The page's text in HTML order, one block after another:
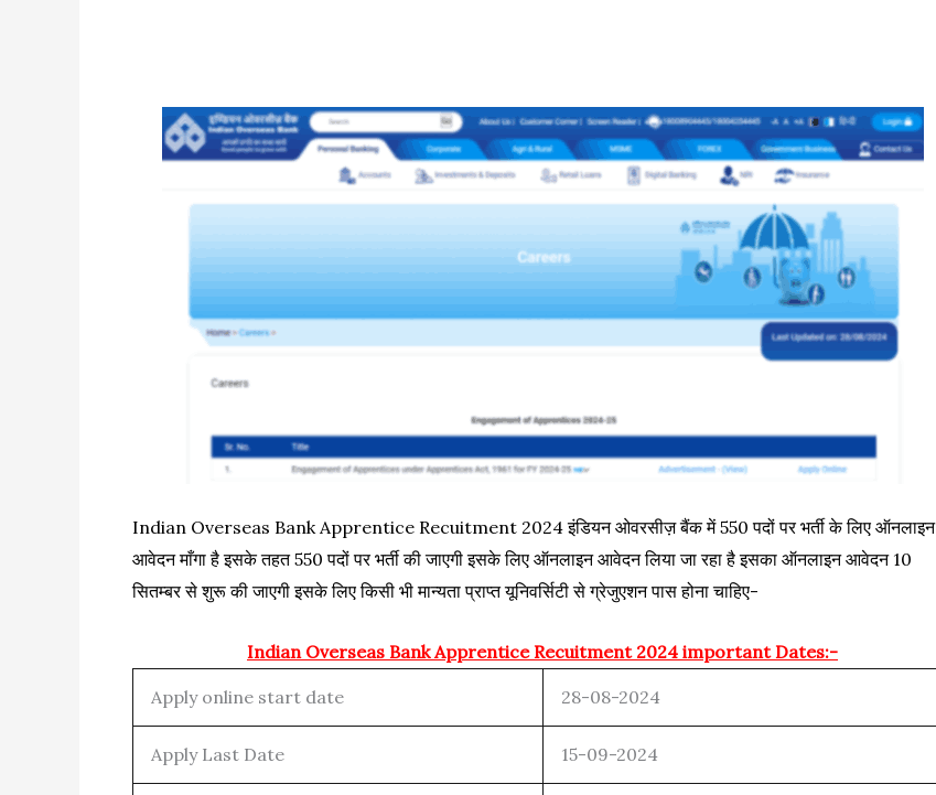
Indian Overseas Bank Apprentice Recuitment 2024 इंडियन ओवरसीज़ बैंक में 550 पदों पर भर्ती के लिए ऑनलाइन
आवेदन माँगा है इसके तहत 550 पदों पर भर्ती की जाएगी इसके लिए ऑनलाइन आवेदन लिया जा रहा है इसका ऑनलाइन आवेदन 10
सितम्बर से शुरू की जाएगी इसके लिए किसी भी मान्यता प्राप्त यूनिवर्सिटी से ग्रेजुएशन पास होना चाहिए-
Indian Overseas Bank Apprentice Recuitment 2024 important Dates:-
Apply online start date 28-08-2024
Apply Last Date 15-09-2024